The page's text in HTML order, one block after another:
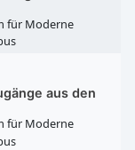
für Moderne
aus den
für Moderne